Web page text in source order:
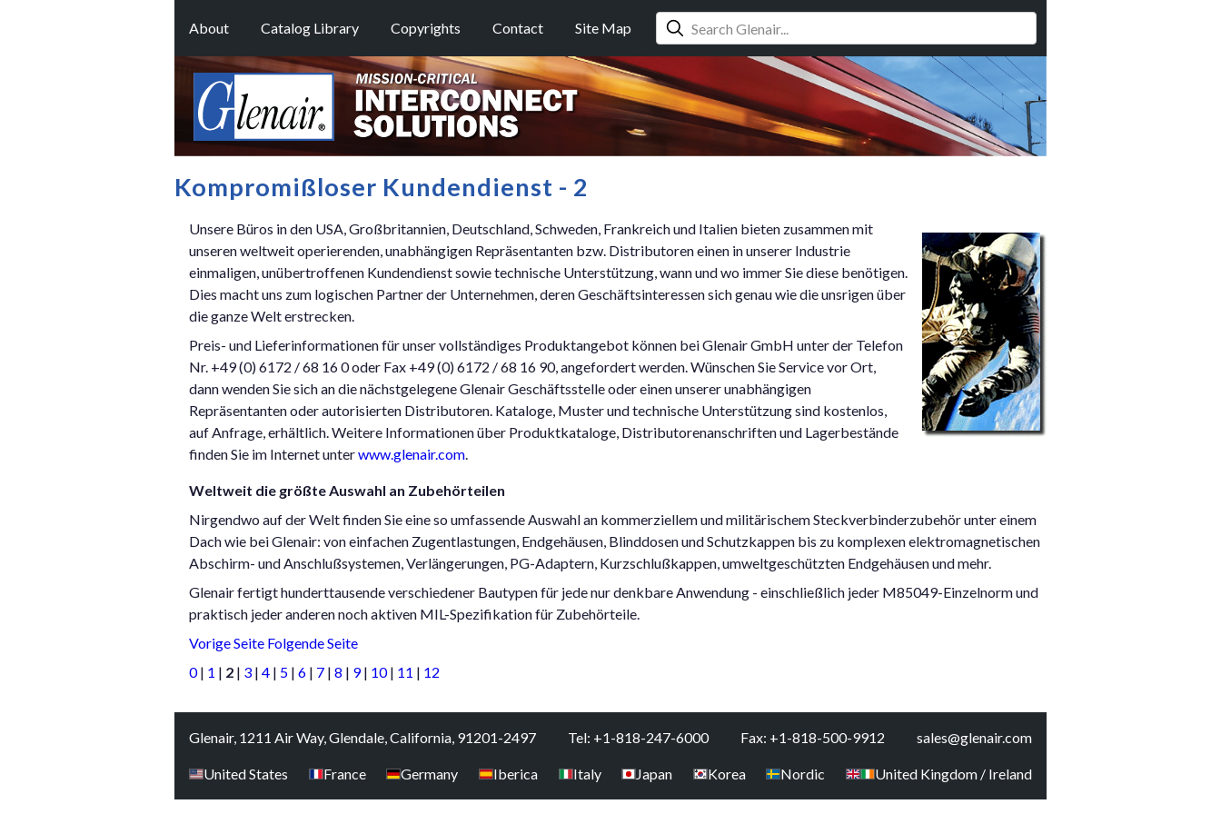
About Catalog Library Copyrights Contact Site Map
Kompromißloser Kundendienst - 2
Unsere Büros in den USA, Großbritannien, Deutschland, Schweden, Frankreich und Italien bieten zusammen mit
unseren weltweit operierenden, unabhängigen Repräsentanten bzw. Distributoren einen in unserer Industrie
einmaligen, unübertroffenen Kundendienst sowie technische Unterstützung, wann und wo immer Sie diese benötigen.
Dies macht uns zum logischen Partner der Unternehmen, deren Geschäftsinteressen sich genau wie die unsrigen über
die ganze Welt erstrecken.
Preis- und Lieferinformationen für unser vollständiges Produktangebot können bei Glenair GmbH unter der Telefon
Nr. +49 (0) 6172 / 68 16 0 oder Fax +49 (0) 6172 / 68 16 90, angefordert werden. Wünschen Sie Service vor Ort,
dann wenden Sie sich an die nächstgelegene Glenair Geschäftsstelle oder einen unserer unabhängigen
Repräsentanten oder autorisierten Distributoren. Kataloge, Muster und technische Unterstützung sind kostenlos,
auf Anfrage, erhältlich. Weitere Informationen über Produktkataloge, Distributorenanschriften und Lagerbestände
finden Sie im Internet unterwww.glenair.com
Weltweit die größte Auswahl an Zubehörteilen
Nirgendwo auf der Welt finden Sie eine so umfassende Auswahl an kommerziellem und militärischem Steckverbinderzubehör unter einem
Dach wie bei Glenair: von einfachen Zugentlastungen, Endgehäusen, Blinddosen und Schutzkappen bis zu komplexen elektromagnetischen
Abschirm- und Anschlußsystemen, Verlängerungen, PG-Adaptern, Kurzschlußkappen, umweltgeschützten Endgehäusen und mehr.
Glenair fertigt hunderttausende verschiedener Bautypen für jede nur denkbare Anwendung - einschließlich jeder M85049-Einzelnorm und
praktisch jeder anderen noch aktiven MIL-Spezifikation für Zubehörteile.
Vorige Seite Folgende Seite
0| 1 | 2 | 3 | 4 | 5 | 6 | 7 | 8 | 9| 10| 11 | 12
Glenair, 1211 Air Way, Glendale, California, 91201-2497 Tel: +1-818-247-6000 Fax: +1-818-500-9912 sales@glenair.com
United States France Germany Iberica Italy Japan Korea Nordic United Kingdom / Ireland